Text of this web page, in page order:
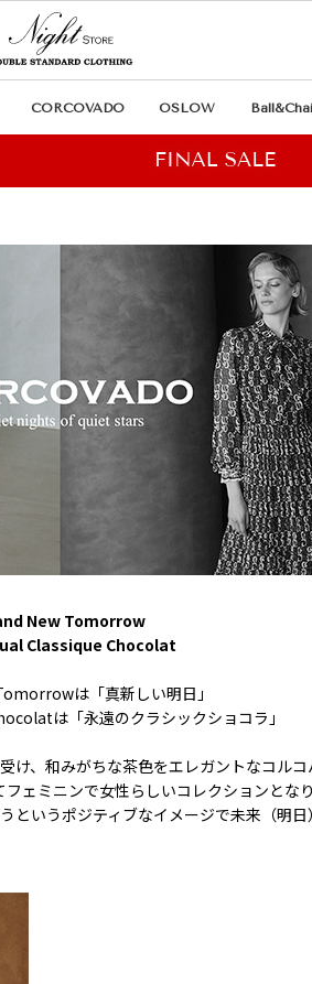
CORCOVADO OSLOW
New Tomorrow
Classique Chocolat
は「真新しい明日」
は「永遠のクラシックショコラ」
、和みがちな茶色をエレガントなコルコ
ェミニンで女性らしいコレクションとなり
いうポジティブなイメージで未来（明日